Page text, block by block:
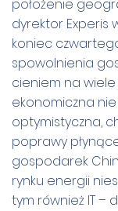
położenie
dyrektor Experis
koniec
spowolnienia
cieniem na
ekonomiczna
optymistyczna,
poprawy
gospodarek Chin
rynku energii
tym również IT –